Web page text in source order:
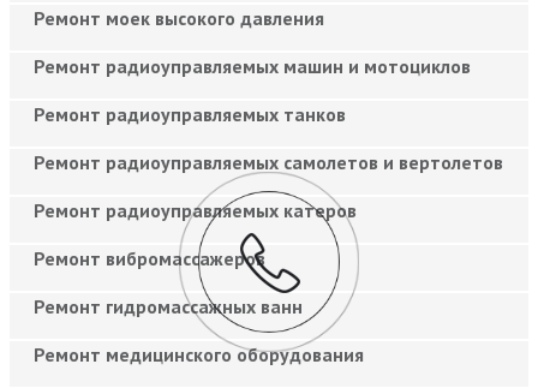
Ремонт моек высокого давления
Ремонт радиоуправляемых машин и мотоциклов
Ремонт радиоуправляемых танков
Ремонт радиоуправляемых самолетов и вертолетов
Ремонт радиоуправляемых катеров
Ремонт вибромассажеров
Ремонт гидромассажных ванн
Ремонт медицинского оборудования